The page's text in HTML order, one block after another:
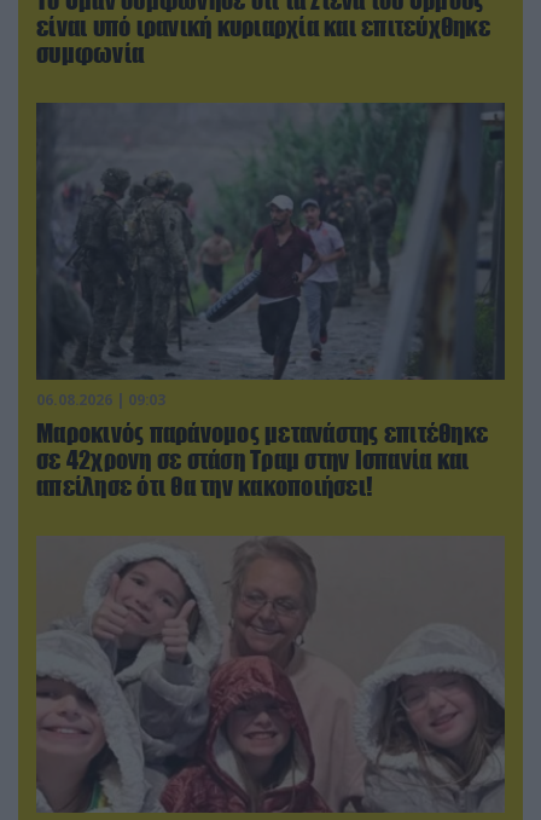
είναι υπό ιρανική κυριαρχία και επιτεύχθηκε
συμφωνία
06.08.2026 | 09:03
Μαροκινός παράνομος μετανάστης επιτέθηκε
σε 42χρονη σε στάση Τραμ στην Ισπανία και
απείλησε ότι θα την κακοποιήσει!